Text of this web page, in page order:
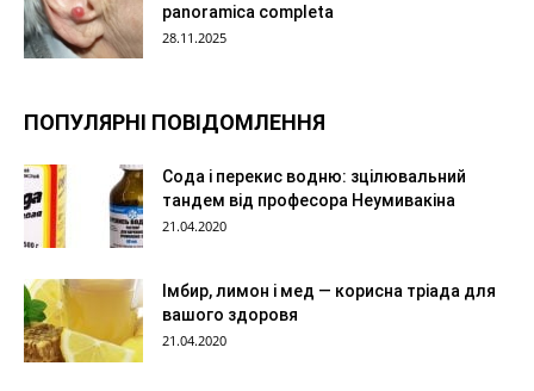
panoramica completa
28.11.2025
ПОПУЛЯРНІ ПОВІДОМЛЕННЯ
Сода і перекис водню: зцілювальний
тандем від професора Неумивакіна
21.04.2020
Імбир, лимон і мед — корисна тріада для
вашого здоровя
21.04.2020